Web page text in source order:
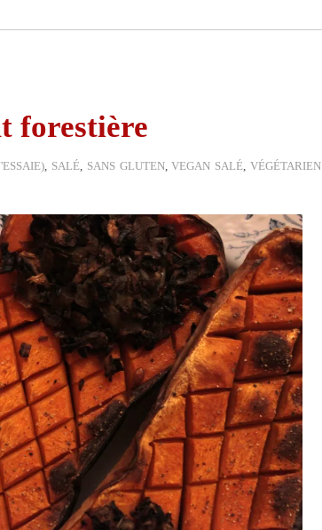
forestière
, SALÉ, SANS GLUTEN,VEGAN SALÉ,VÉGÉTARIEN